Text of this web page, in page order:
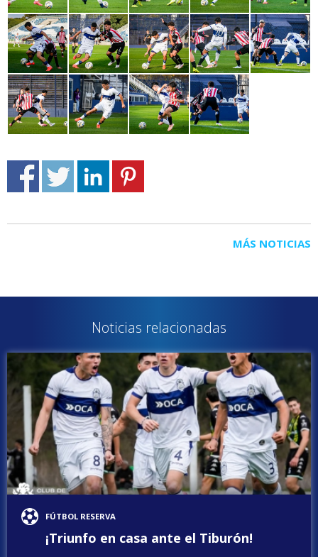
MÁS NOTICIAS
Noticias relacionadas
FÚTBOL RESERVA
¡Triunfo en casa ante el Tiburón!